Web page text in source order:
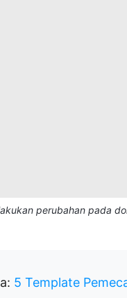
perubahan pada
5 Template